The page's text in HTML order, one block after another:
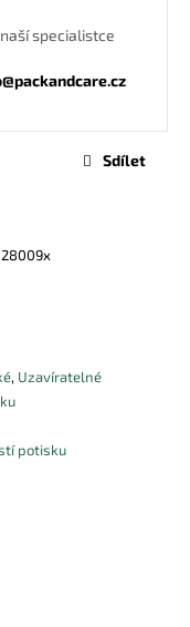
specialistce
, Uzavíratelné
potisku
Sdílet